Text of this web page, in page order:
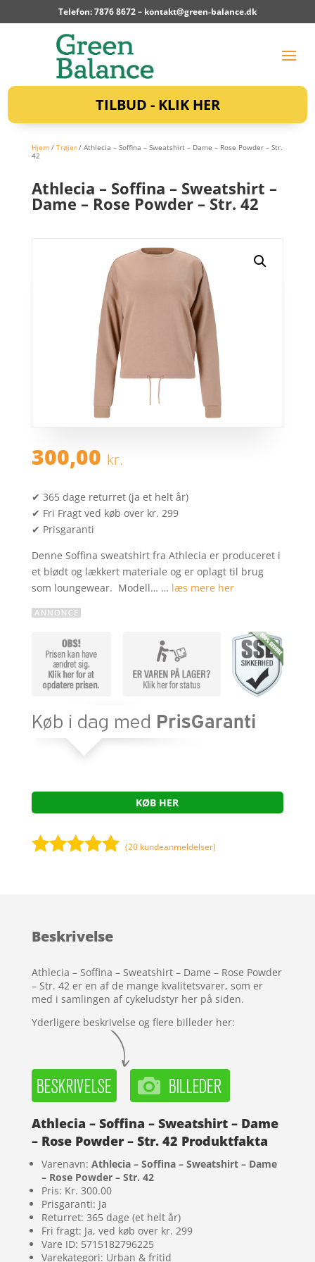
Telefon: 7876 8672 – kontakt@green-balance.dk
TILBUD - KLIK HER
Hjem/ Trøjer/ Athlecia – Soffina – Sweatshirt – Dame – Rose Powder – Str.
42
Athlecia – Soffina – Sweatshirt –
Dame – Rose Powder – Str. 42
300,00 kr.
✔ 365 dage returret (ja et helt år)
✔ Fri Fragt ved køb over kr. 299
✔ Prisgaranti
Denne Soffina sweatshirt fra Athlecia er produceret i
et blødt og lækkert materiale og er oplagt til brug
som loungewear. Modell… … læs mere her
KØB HER
kundebedøm
(20 kundeanmeldelser)
Beskrivelse
Athlecia – Soffina – Sweatshirt – Dame – Rose Powder
– Str. 42 er en af de mange kvalitetsvarer, som er
med i samlingen af cykeludstyr her på siden.
Yderligere beskrivelse og flere billeder her:
Athlecia – Soffina – Sweatshirt – Dame
– Rose Powder – Str. 42 Produktfakta
Varenavn: Athlecia – Soffina – Sweatshirt – Dame
– Rose Powder – Str. 42
Pris: Kr. 300.00
Prisgaranti: Ja
Returret: 365 dage (et helt år)
Fri fragt: Ja, ved køb over kr. 299
Vare ID: 5715182796225
Varekategori: Urban & fritid